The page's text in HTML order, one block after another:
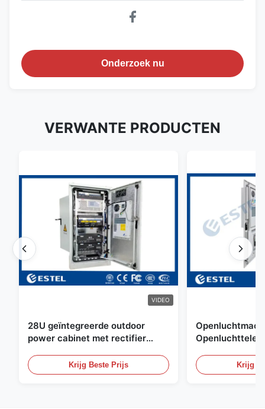
Onderzoek nu
VERWANTE PRODUCTEN
VIDEO
28U geïntegreerde outdoor
power cabinet met rectifier
energieopslag behuizing
Krijg Beste Prijs Krijg